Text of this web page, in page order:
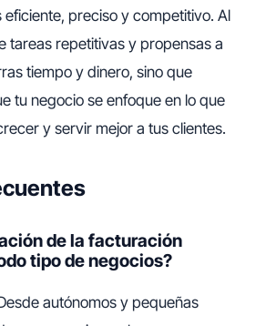
preciso y competitivo. Al
tareas repetitivas y propensas a
tiempo y dinero, sino que
tu negocio se enfoque en lo que
y servir mejor a tus clientes.
de la facturación
tipo de negocios?
autónomos y pequeñas